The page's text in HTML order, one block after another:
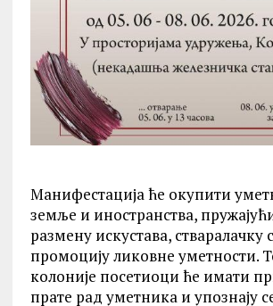
Манифестација ће окупити
земље и иностранства,
размену искустава, стваралачку
промоцију ликовне уметности.
колоније посетиоци ће имати
прате рад уметника и упознају